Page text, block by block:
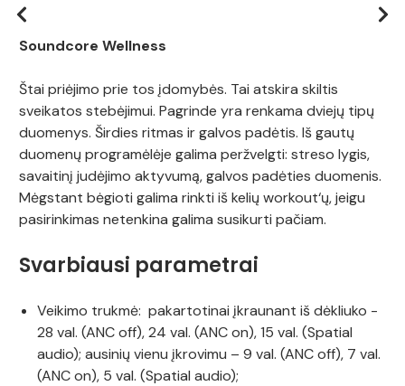
Soundcore Wellness
Štai priėjimo prie tos įdomybės. Tai atskira skiltis
sveikatos stebėjimui. Pagrinde yra renkama dviejų tipų
duomenys. Širdies ritmas ir galvos padėtis. Iš gautų
duomenų programėlėje galima peržvelgti: streso lygis,
savaitinį judėjimo aktyvumą, galvos padėties duomenis.
Mėgstant bėgioti galima rinkti iš kelių workout‘ų, jeigu
pasirinkimas netenkina galima susikurti pačiam.
Svarbiausi parametrai
Veikimo trukmė: pakartotinai įkraunant iš dėkliuko -
28 val. (ANC off), 24 val. (ANC on), 15 val. (Spatial
audio); ausinių vienu įkrovimu – 9 val. (ANC off), 7 val.
(ANC on), 5 val. (Spatial audio);